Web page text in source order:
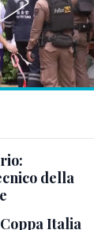
della
Italia